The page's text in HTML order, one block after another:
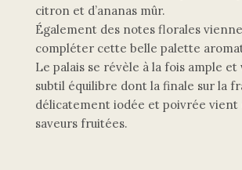
citron et d’ananas mûr.
Également des notes florales
compléter cette belle palette
Le palais se révèle à la fois ample et
subtil équilibre dont la finale sur la
délicatement iodée et poivrée vient
saveurs fruitées.